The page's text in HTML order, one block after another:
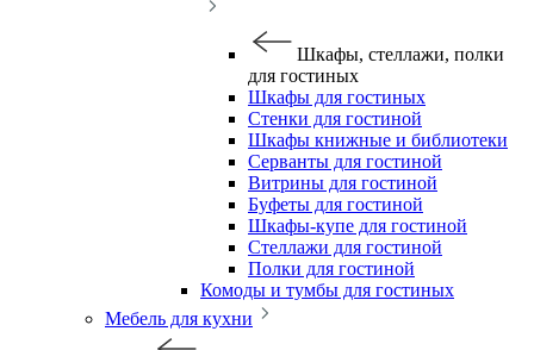
Шкафы, стеллажи, полки
для гостиных
Шкафы для гостиных
Стенки для гостиной
Шкафы книжные и библиотеки
Серванты для гостиной
Витрины для гостиной
Буфеты для гостиной
Шкафы-купе для гостиной
Стеллажи для гостиной
Полки для гостиной
Комоды и тумбы для гостиных
Мебель для кухни